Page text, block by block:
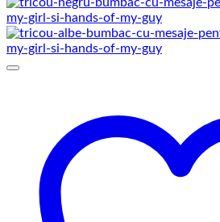
prețuri:
129,00 lei
până